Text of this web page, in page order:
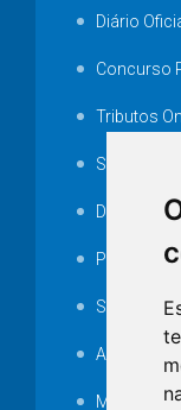
Diário
Concurso
Tributos
Serviços
Decretos
Portarias
SAMAE
Audiência